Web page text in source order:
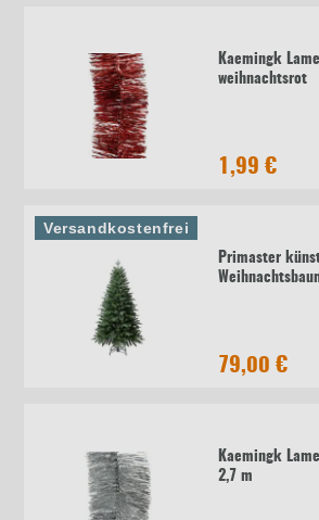
Kaemingk
weihnachtsrot
1,99 €
Primaster
79,00 €
Versandkostenfrei
Kaemingk
2,7 m